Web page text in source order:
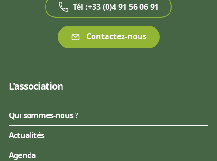
Tél :+33 (0)4 91 56 06 91
Contactez-nous
L'association
Qui sommes-nous ?
Actualités
Agenda